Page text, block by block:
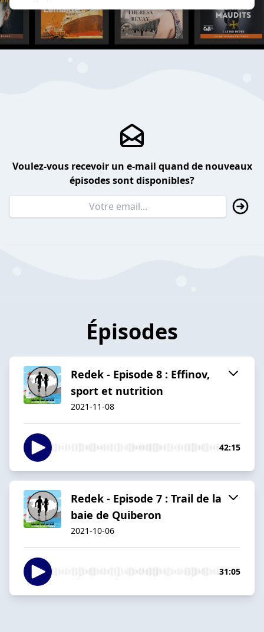
Voulez-vous recevoir un e-mail quand de nouveaux
épisodes sont disponibles?
Épisodes
Redek - Episode 8 : Effinov,
sport et nutrition
2021-11-08
42:15
Redek - Episode 7 : Trail de la
baie de Quiberon
2021-10-06
31:05